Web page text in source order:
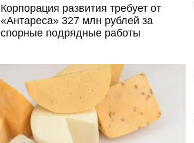
Корпорация развития требует от
«Антареса» 327 млн рублей за
спорные подрядные работы